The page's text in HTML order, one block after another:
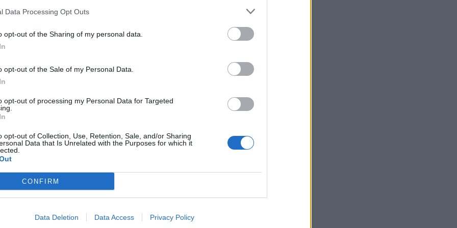
Data Processing Opt Outs
opt-out of the Sharing of my personal data.
opt-out of the Sale of my Personal Data.
opt-out of processing my Personal Data for Targeted
opt-out of Collection, Use, Retention, Sale, and/or Sharing
Data that Is Unrelated with the Purposes for which it
CONFIRM
Data Deletion Data Access Privacy Policy
ζώνη
Αγροτικής Ανάπτυξης και Τροφίμων
βόσκηση, λόγω των κρουσμάτων αφθώδους
και διενεργείται προανάκριση.
υπουργείου, από τις 15 Μαρτίου έως και τις
αφθώδους πυρετού σε116 εκτροφές στη
εντατικούς ελέγχους και επιτήρηση για
εικόνας και την εφαρμογή των